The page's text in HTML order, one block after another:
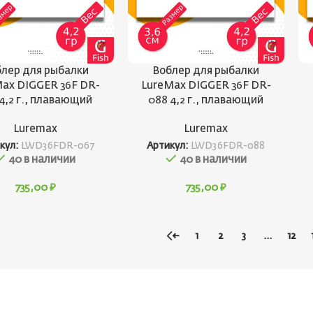
для рыбалки
DIGGER 36F DR-
г., плавающий
Luremax
LWD36FDR-067
40 в наличии
735,00 ₽
Воблер для рыбалки
LureMax DIGGER 36F DR-
088 4,2 г., плавающий
Luremax
Артикул: LWD36FDR-088
40 в наличии
735,00₽
← 1 2 3 … 12